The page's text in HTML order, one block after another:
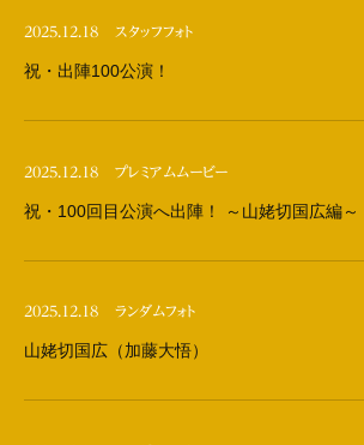
2025.12.18 スタッフフォト
祝・出陣100公演！
2025.12.18 プレミアムムービー
祝・100回目公演へ出陣！ ～山姥切国広編～
2025.12.18 ランダムフォト
山姥切国広（加藤大悟）